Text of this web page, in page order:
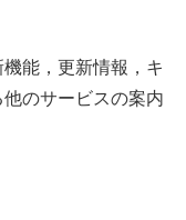
能，更新情報，キ
のサービスの案内